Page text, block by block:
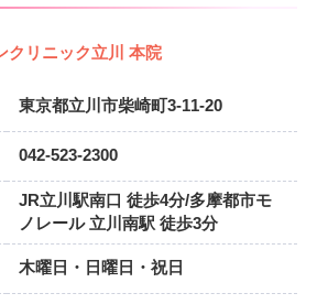
クリニック立川 本院
東京都立川市柴崎町3-11-20
042-523-2300
JR立川駅南口 徒歩4分/多摩都市モ
ノレール 立川南駅 徒歩3分
木曜日・日曜日・祝日